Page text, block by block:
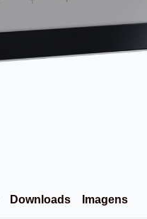
Downloads Imagens